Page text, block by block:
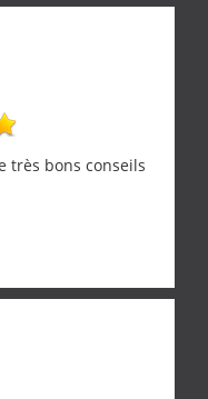
très bons conseils